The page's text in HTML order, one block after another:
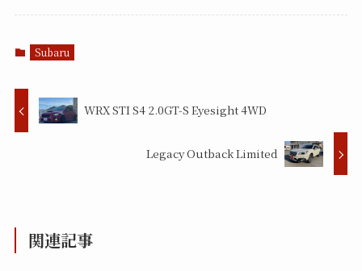
Subaru
WRX STI S4 2.0GT-S Eyesight 4WD
Legacy Outback Limited
関連記事